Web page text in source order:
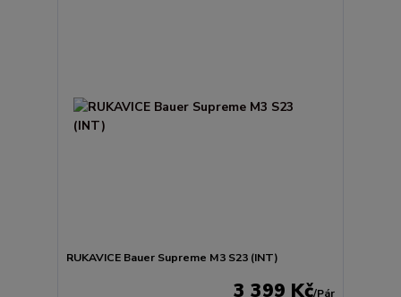
RUKAVICE Bauer Supreme M3 S23 (INT)
3 399 Kč/Pár